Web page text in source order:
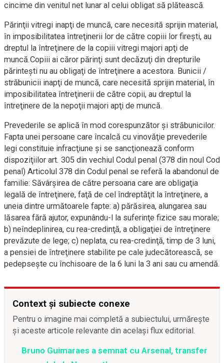
cincime din venitul net lunar al celui obligat să plătească.
Părinţii vitregi inapţi de muncă, care necesită sprijin material,
în imposibilitatea întreţinerii lor de către copiii lor fireşti, au
dreptul la întreţinere de la copiii vitregi majori apţi de
muncă.Copiii ai căror părinţi sunt decăzuţi din drepturile
părinteşti nu au obligaţi de întreţinere a acestora. Bunicii /
străbunicii inapţi de muncă, care necesită sprijin material, în
imposibilitatea întreţinerii de către copii, au dreptul la
întreţinere de la nepoţii majori apţi de muncă.
Prevederile se aplică în mod corespunzător şi străbunicilor.
Fapta unei persoane care încalcă cu vinovăţie prevederile
legi constituie infracţiune şi se sancţionează conform
dispoziţiilor art. 305 din vechiul Codul penal (378 din noul Cod
penal) Articolul 378 din Codul penal se referă la abandonul de
familie: Săvârşirea de către persoana care are obligaţia
legală de întreţinere, faţă de cel îndreptăţit la întreţinere, a
uneia dintre următoarele fapte: a) părăsirea, alungarea sau
lăsarea fără ajutor, expunându-l la suferinţe fizice sau morale;
b) neîndeplinirea, cu rea-credinţă, a obligaţiei de întreţinere
prevăzute de lege; c) neplata, cu rea-credinţă, timp de 3 luni,
a pensiei de întreţinere stabilite pe cale judecătorească, se
pedepseşte cu închisoare de la 6 luni la 3 ani sau cu amendă.
Context și subiecte conexe
Pentru o imagine mai completă a subiectului, urmărește
și aceste articole relevante din același flux editorial.
Bruno Guimaraes a semnat cu Arsenal, transfer